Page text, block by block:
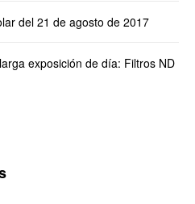
del 21 de agosto de 2017
exposición de día: Filtros ND